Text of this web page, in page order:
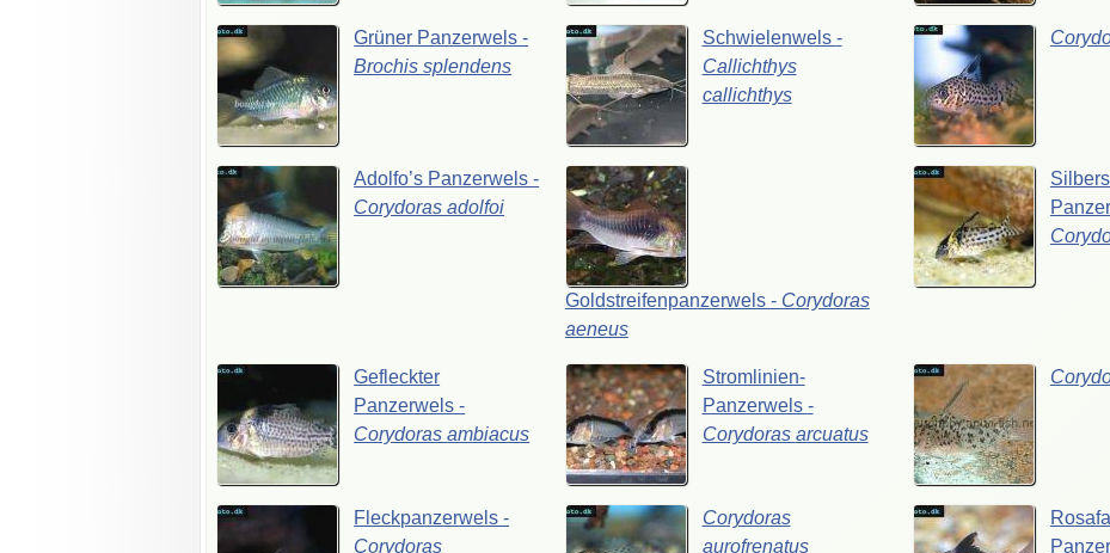
Grüner Panzerwels-
Brochissplendens
Schwielenwels -
Callichthys
callichthys
Adolfo’s Panzerwels-
Corydorasadolfoi
Goldstreifenpanzerwels - Corydoras
aeneus
Gefleckter
Panzerwels-
Corydorasambiacus
Stromlinien-
Panzerwels -
Corydoras arcuatus
Fleckpanzerwels-
Corydoras
Corydoras
aurofrenatus